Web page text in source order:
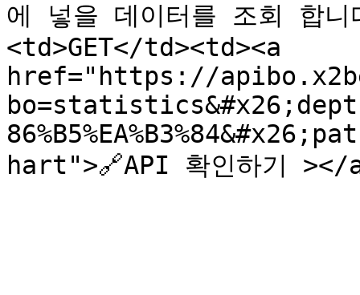
에 넣을 데이터를 조회 합
<td>GET</td><td><a
href="https://